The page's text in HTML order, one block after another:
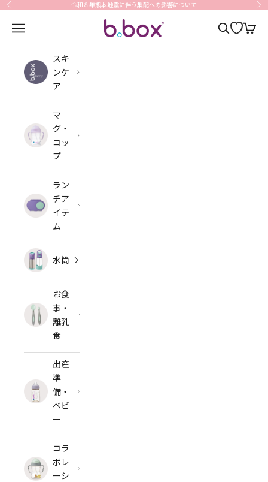
コンテンツへスキップ
前へ 令和８年熊本地震に伴う集配への影響について 次
b.box Japan
メニューを開く 検索を開く
カー
スキ
ンケ
ア
マ
グ・
コッ
プ
ラン
チア
イテ
ム
水筒
お食
事・
離乳
食
出産
準
備・
ベビ
ー
コラ
ボレ
ーシ